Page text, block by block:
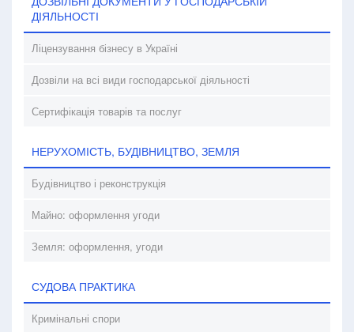
ДІЯЛЬНОСТІ
Ліцензування бізнесу в Україні
Дозвіли на всі види господарської діяльності
Сертифікація товарів та послуг
НЕРУХОМІСТЬ, БУДІВНИЦТВО, ЗЕМЛЯ
Будівництво і реконструкція
Майно: оформлення угоди
Земля: оформлення, угоди
СУДОВА ПРАКТИКА
Кримінальні спори